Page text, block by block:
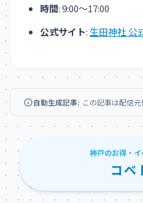
時間: 9:00～17:00
公式サイト: 生田神社 公
自動生成記事: この記事は配信
神戸のお得・
コベ